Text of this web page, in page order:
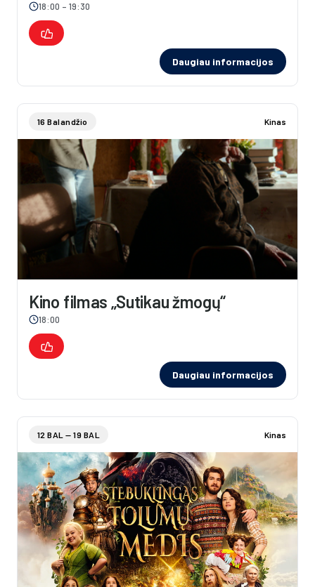
18:00 – 19:30
Daugiau informacijos
16 Balandžio Kinas
Kino filmas „Sutikau žmogų“
18:00
Daugiau informacijos
12 BAL — 19 BAL Kinas